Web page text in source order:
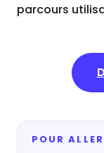
parcours
POUR